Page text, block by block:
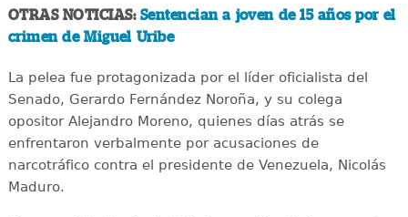
OTRAS NOTICIAS: Sentencian a joven de 15 años por el
crimen de Miguel Uribe
La pelea fue protagonizada por el líder oficialista del
Senado, Gerardo Fernández Noroña, y su colega
opositor Alejandro Moreno, quienes días atrás se
enfrentaron verbalmente por acusaciones de
narcotráfico contra el presidente de Venezuela, Nicolás
Maduro.